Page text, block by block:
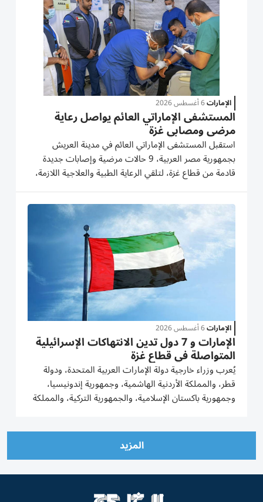
الإمارات6 أغسطس 2026
المستشفى الإماراتي العائم يواصل رعاية
مرضى ومصابي غزة
استقبل المستشفى الإماراتي العائم في مدينة العريش
بجمهورية مصر العربية، 9 حالات مرضية وإصابات جديدة
قادمة من قطاع غزة، لتلقي الرعاية الطبية والعلاجية اللازمة،
وذلك في إطار الجهود الإنسانية والطبية المتواصلة التي
تنفذها دولة الإمارات العربية المتحدة ضمن عملية
"الفارس...
الإمارات6 أغسطس 2026
الإمارات و 7 دول تدين الانتهاكات الإسرائيلية
المتواصلة في قطاع غزة
يُعرب وزراء خارجية دولة الإمارات العربية المتحدة، ودولة
قطر، والمملكة الأردنية الهاشمية، وجمهورية إندونيسيا،
وجمهورية باكستان الإسلامية، والجمهورية التركية، والمملكة
المزيد